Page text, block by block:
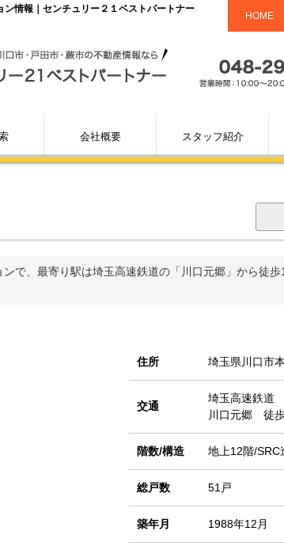
情報｜センチュリー２１ベストパートナー
HOME
会社概要 スタッフ紹介
で、最寄り駅は埼玉高速鉄道の「川口元郷」から徒
住所 埼玉県川口市
交通
埼玉高速鉄道
川口元郷 徒
階数/構造 地上12階/SRC
総戸数 51戸
築年月 1988年12月